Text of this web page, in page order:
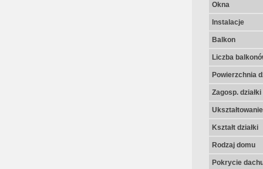
Okna
Instalacje
Balkon
Liczba
Powierzchnia
Zagosp. działki
Kształt działki
Rodzaj domu
Pokrycie